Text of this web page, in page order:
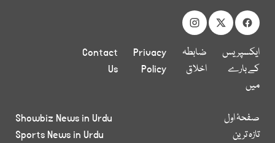
ایکسپریس
کے بارے
میں
ضابطہ
اخلاق
Privacy
Policy
Contact
Us
صفحۂ اول
تازہ ترین
Showbiz News in Urdu
Sports News in Urdu